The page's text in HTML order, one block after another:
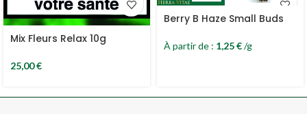
Mix Fleurs Relax 10g
25,00€
Berry B Haze Small Buds
À partir de : 1,25€/g